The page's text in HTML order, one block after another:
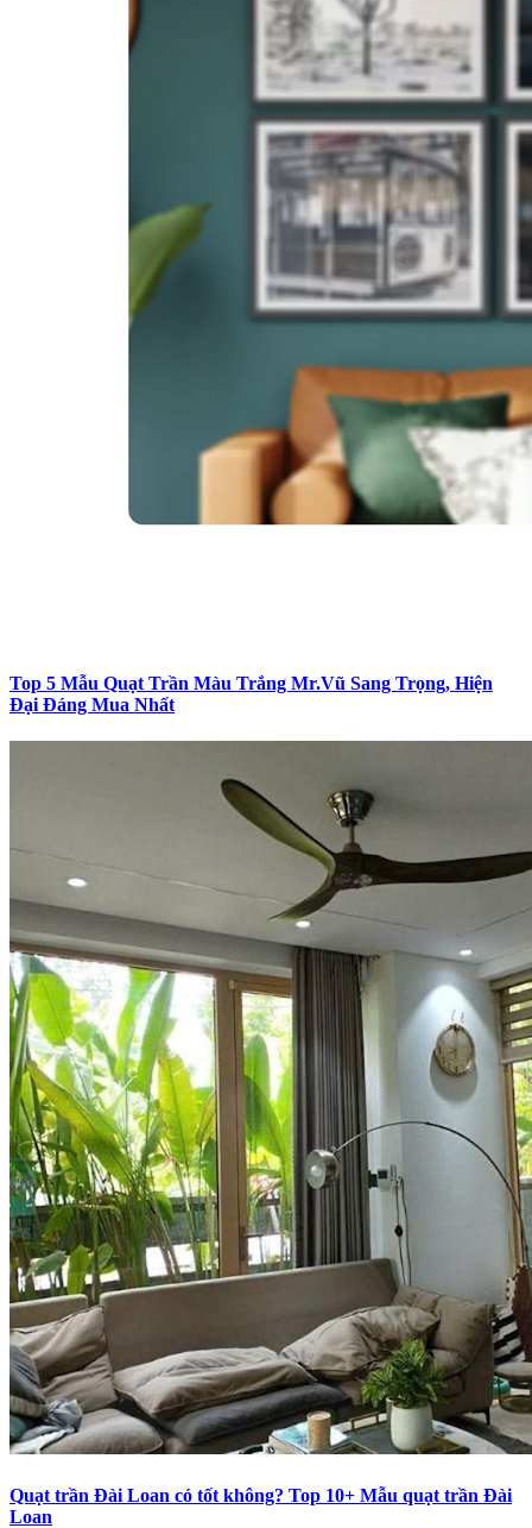
Top 5 Mẫu Quạt Trần Màu Trắng Mr.Vũ Sang Trọng, Hiện
Đại Đáng Mua Nhất
Quạt trần Đài Loan có tốt không? Top 10+ Mẫu quạt trần Đài
Loan